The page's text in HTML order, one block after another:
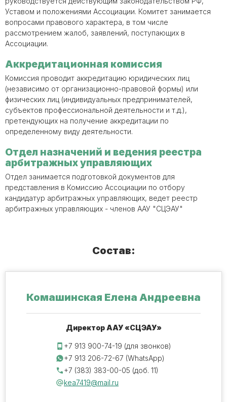
Уставом и положениями Ассоциации. Комитет занимается
вопросами правового характера, в том числе
рассмотрением жалоб, заявлений, поступающих в
Ассоциации.
Аккредитационная комиссия
Комиссия проводит аккредитацию юридических лиц
(независимо от организационно-правовой формы) или
физических лиц (индивидуальных предпринимателей,
субъектов профессиональной деятельности и т.д.),
претендующих на получение аккредитации по
определенному виду деятельности.
Отдел назначений и ведения реестра
арбитражных управляющих
Отдел занимается подготовкой документов для
представления в Комиссию Ассоциации по отбору
кандидатур арбитражных управляющих, ведет реестр
арбитражных управляющих - членов ААУ "СЦЭАУ"
Состав:
Комашинская Елена Андреевна
Директор ААУ «СЦЭАУ»
+7 913 900-74-19 (для звонков)
+7 913 206-72-67 (WhatsApp)
+7 (383) 383-00-05 (доб. 11)
kea7419@mail.ru